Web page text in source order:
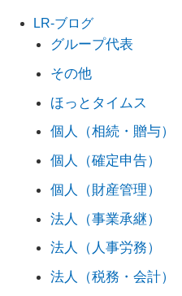
LR-ブログ
グループ代表
その他
ほっとタイムス
個人（相続・贈与）
個人（確定申告）
個人（財産管理）
法人（事業承継）
法人（人事労務）
法人（税務・会計）